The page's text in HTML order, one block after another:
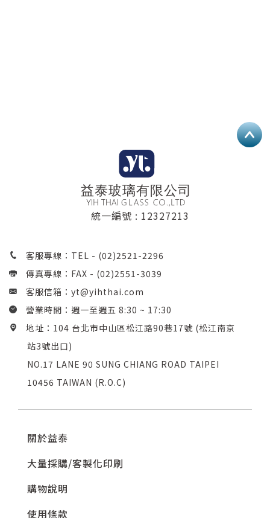
統一編號 : 12327213
客服專線：TEL - (02)2521-2296
傳真專線：FAX - (02)2551-3039
客服信箱： yt@yihthai.com
營業時間：週一至週五 8:30 ~ 17:30
地址：104 台北市中山區松江路90巷17號 (松江南京
站3號出口)
NO.17 LANE 90 SUNG CHIANG ROAD TAIPEI
10456 TAIWAN (R.O.C)
關於益泰
大量採購/客製化印刷
購物說明
使用條款